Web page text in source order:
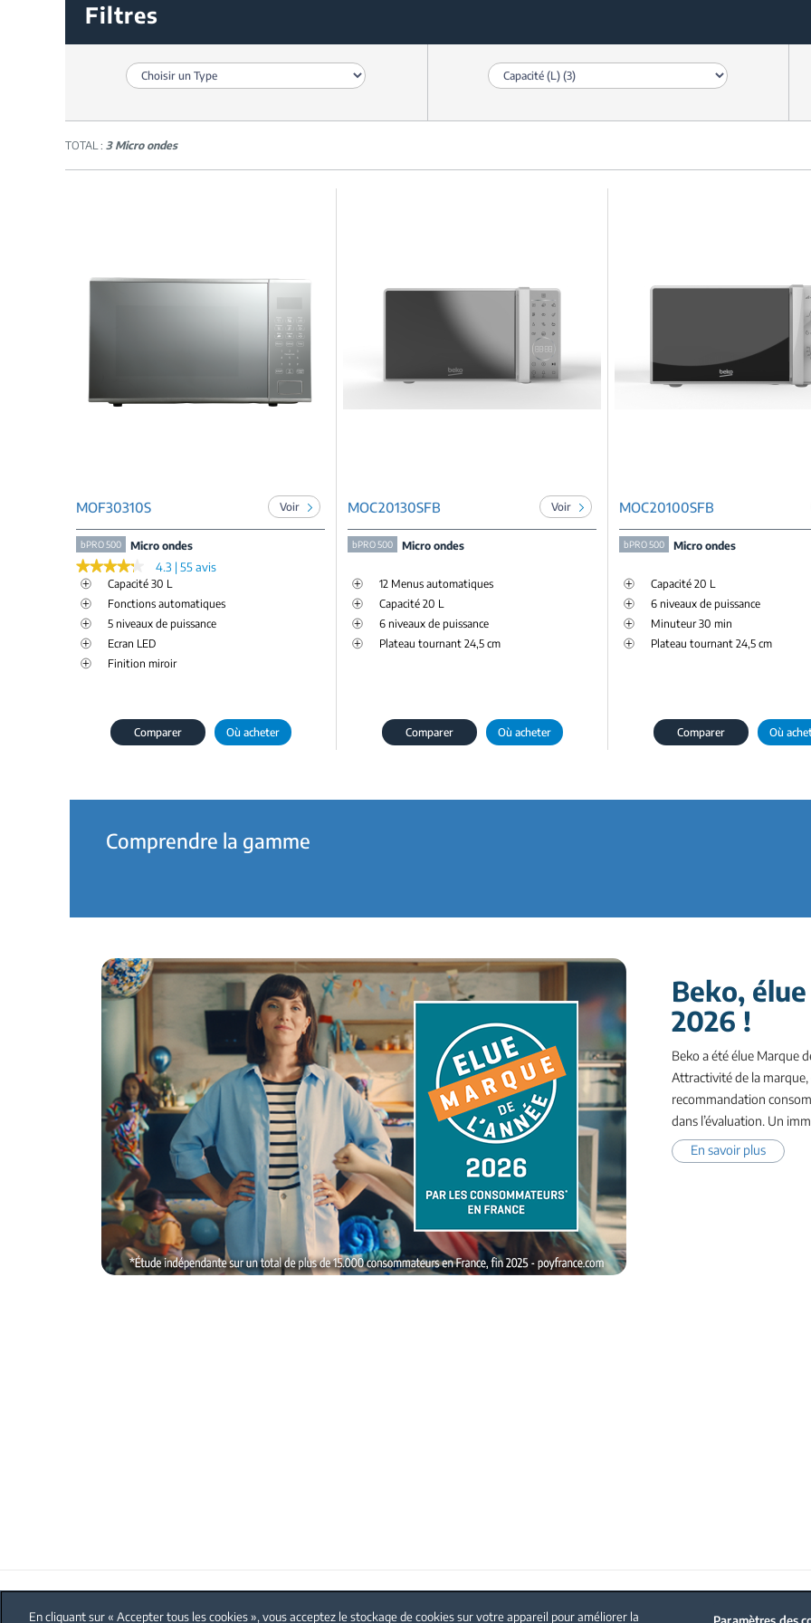
Filtres
TOTAL : 3 Micro ondes
MOF30310S Voir
bPRO 500
Micro ondes
★★★★★
★★★★★ 4.3 | 55 avis
Capacité 30 L
Fonctions automatiques
5 niveaux de puissance
Ecran LED
Finition miroir
Comparer Où acheter
MOC20130SFB Voir
bPRO 500 Micro ondes
12 Menus automatiques
Capacité 20 L
6 niveaux de puissance
Plateau tournant 24,5 cm
Comparer Où acheter
MOC20100SFB
bPRO 500 Micro ondes
Capacité 20 L
6 niveaux de puissance
Minuteur 30 min
Plateau tournant 24,5 cm
Comparer Où
Comprendre la gamme
Beko,
2026 !
Beko a été élue Marque
Attractivité de la marque,
recommandation
dans l’évaluation. Un
En savoir plus
En cliquant sur « Accepter tous les cookies », vous acceptez le stockage de cookies sur votre appareil pour améliorer la